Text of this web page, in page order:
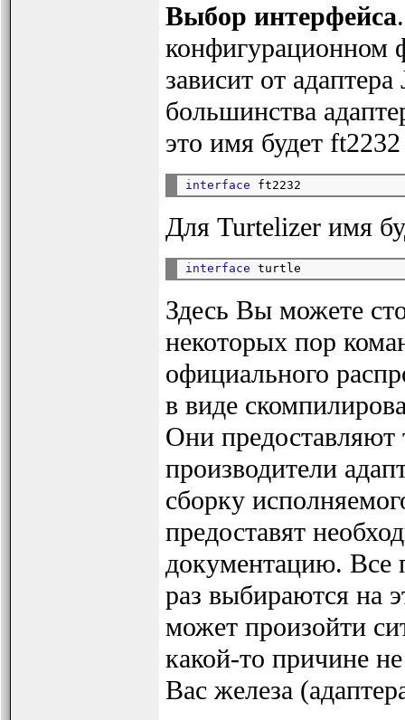
Выбор интерфейса
конфигурационном
зависит от
большинства
это имя будет
interface
Для Turtelizer имя
interface
Здесь Вы можете
некоторых пор
официального
в виде
Они предоставляют
производители
сборку
предоставят
документацию. Все
раз выбираются на
может произойти
какой-то причине
Вас железа